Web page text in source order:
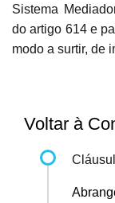
Sistema
do artigo 614 e
modo a surtir, de
Voltar à